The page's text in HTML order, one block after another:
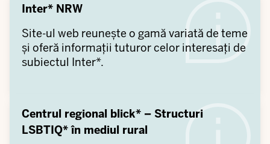
Inter* NRW
Site-ul web reunește o gamă variată de teme
și oferă informații tuturor celor interesați de
subiectul Inter*.
Centrul regional blick* – Structuri
LSBTIQ* în mediul rural